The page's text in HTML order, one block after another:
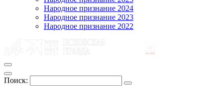
Народное признание 2024
Народное признание 2023
Народное признание 2022
Поиск: